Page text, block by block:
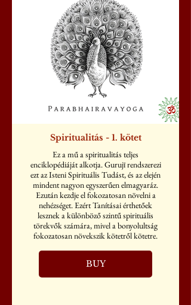
Spiritualitás - 1. kötet
Ez a mű a spiritualitás teljes
enciklopédiáját alkotja. Gurujī rendszerezi
ezt az Isteni Spirituális Tudást, és az elején
mindent nagyon egyszerűen elmagyaráz.
Ezután kezdje el fokozatosan növelni a
nehézséget. Ezért Tanításai érthetőek
lesznek a különböző szintű spirituális
törekvők számára, mivel a bonyolultság
fokozatosan növekszik kötetről kötetre.
BUY